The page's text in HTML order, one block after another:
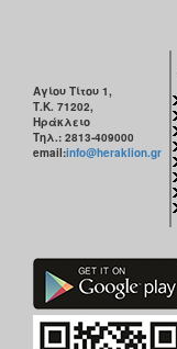
Αγίου Τίτου 1,
Τ.Κ. 71202,
Ηράκλειο
Τηλ.: 2813-409000
email:info@heraklion.gr